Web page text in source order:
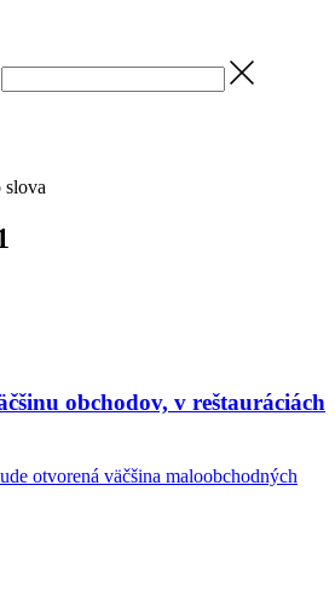
obchodov, v reštauráciách
otvorená väčšina maloobchodných